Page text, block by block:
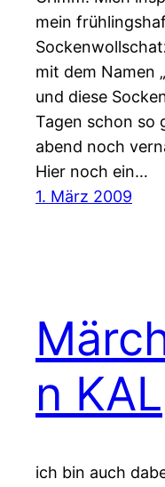
mein
mit dem Namen
und diese
Tagen schon so
abend noch
Hier noch ein…
1. März 2009
n KAL
ich bin auch